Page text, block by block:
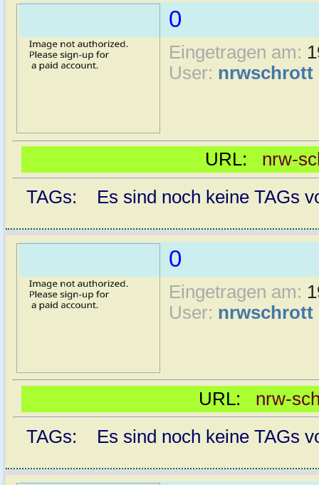
0
Eingetragen am:
User: nrwschrott
URL: nrw-
TAGs: Es sind noch keine TAGs
0
Eingetragen am:
User: nrwschrott
URL: nrw-
TAGs: Es sind noch keine TAGs